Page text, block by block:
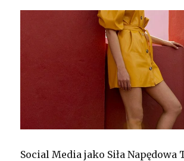
Social Media jako Siła Napędowa